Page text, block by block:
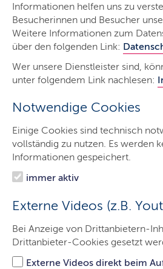
Informationen helfen uns zu
Besucherinnen und Besucher
Weitere Informationen zum
über den folgenden Link:
Wer unsere Dienstleister sind,
unter folgendem Link nachlesen:
Notwendige Cookies
Einige Cookies sind technisch
vollständig zu nutzen. Es werden
Informationen gespeichert.
immer aktiv
Externe Videos (z.B.
Bei Anzeige von Drittanbietern-
Drittanbieter-Cookies gesetzt
Externe Videos direkt beim
Ministerium für
Klimaschutz,
Start
Minister
Ministerium
Themen
Presse
Service